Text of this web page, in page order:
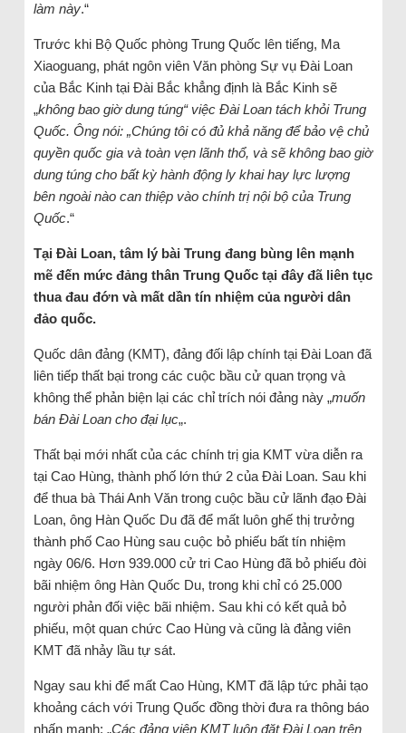
làm này.“
Trước khi Bộ Quốc phòng Trung Quốc lên tiếng, Ma
Xiaoguang, phát ngôn viên Văn phòng Sự vụ Đài Loan
của Bắc Kinh tại Đài Bắc khẳng định là Bắc Kinh sẽ
„không bao giờ dung túng“ việc Đài Loan tách khỏi Trung
Quốc. Ông nói: „Chúng tôi có đủ khả năng để bảo vệ chủ
quyền quốc gia và toàn vẹn lãnh thổ, và sẽ không bao giờ
dung túng cho bất kỳ hành động ly khai hay lực lượng
bên ngoài nào can thiệp vào chính trị nội bộ của Trung
Quốc.“
Tại Đài Loan, tâm lý bài Trung đang bùng lên mạnh
mẽ đến mức đảng thân Trung Quốc tại đây đã liên tục
thua đau đớn và mất dần tín nhiệm của người dân
đảo quốc.
Quốc dân đảng (KMT), đảng đối lập chính tại Đài Loan đã
liên tiếp thất bại trong các cuộc bầu cử quan trọng và
không thể phản biện lại các chỉ trích nói đảng này „muốn
bán Đài Loan cho đại lục„.
Thất bại mới nhất của các chính trị gia KMT vừa diễn ra
tại Cao Hùng, thành phố lớn thứ 2 của Đài Loan. Sau khi
để thua bà Thái Anh Văn trong cuộc bầu cử lãnh đạo Đài
Loan, ông Hàn Quốc Du đã để mất luôn ghế thị trưởng
thành phố Cao Hùng sau cuộc bỏ phiếu bất tín nhiệm
ngày 06/6. Hơn 939.000 cử tri Cao Hùng đã bỏ phiếu đòi
bãi nhiệm ông Hàn Quốc Du, trong khi chỉ có 25.000
người phản đối việc bãi nhiệm. Sau khi có kết quả bỏ
phiếu, một quan chức Cao Hùng và cũng là đảng viên
KMT đã nhảy lầu tự sát.
Ngay sau khi để mất Cao Hùng, KMT đã lập tức phải tạo
khoảng cách với Trung Quốc đồng thời đưa ra thông báo
nhấn mạnh: „Các đảng viên KMT luôn đặt Đài Loan trên